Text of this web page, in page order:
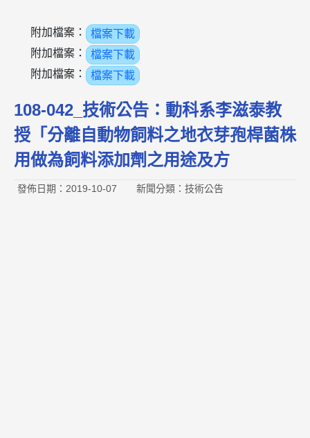
附加檔案：
檔案下載
附加檔案：
檔案下載
附加檔案：
檔案下載
108-042_技術公告：動科系李滋泰教
授「分離自動物飼料之地衣芽孢桿菌株
用做為飼料添加劑之用途及方
發佈日期：2019-10-07 新聞分類：技術公告